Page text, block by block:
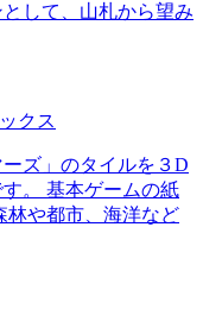
して、山札から望み
クス
ズ」のタイルを３D
。 基本ゲームの紙
林や都市、海洋など